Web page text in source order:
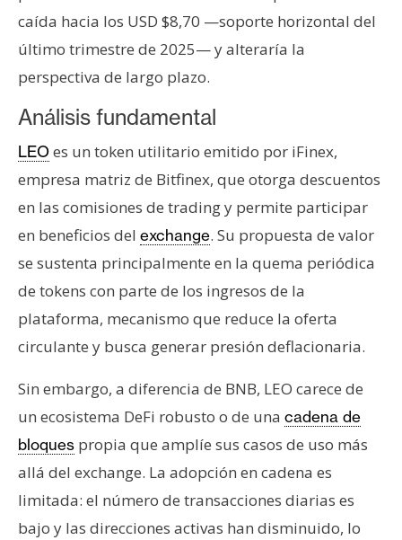
caída hacia los USD $8,70 —soporte horizontal del
último trimestre de 2025— y alteraría la
perspectiva de largo plazo.
Análisis fundamental
LEOes un token utilitario emitido por iFinex,
empresa matriz de Bitfinex, que otorga descuentos
en las comisiones de trading y permite participar
en beneficios del exchange. Su propuesta de valor
se sustenta principalmente en la quema periódica
de tokens con parte de los ingresos de la
plataforma, mecanismo que reduce la oferta
circulante y busca generar presión deflacionaria.
Sin embargo, a diferencia de BNB, LEO carece de
un ecosistema DeFi robusto o de una cadena de
bloques propia que amplíe sus casos de uso más
allá del exchange. La adopción en cadena es
limitada: el número de transacciones diarias es
bajo y las direcciones activas han disminuido, lo